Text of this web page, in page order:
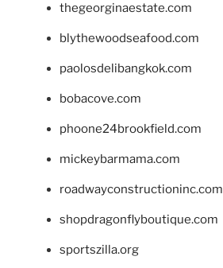
thegeorginaestate.com
blythewoodseafood.com
paolosdelibangkok.com
bobacove.com
phoone24brookfield.com
mickeybarmama.com
roadwayconstructioninc.com
shopdragonflyboutique.com
sportszilla.org